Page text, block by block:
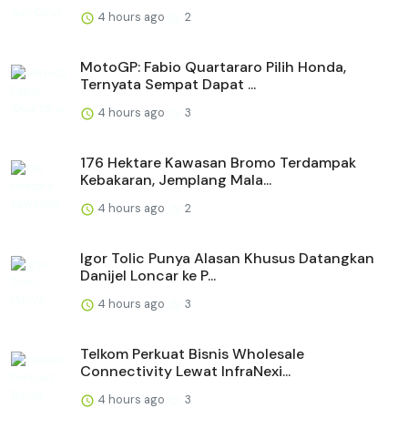
4 hours ago 2
MotoGP: Fabio Quartararo Pilih Honda,
Ternyata Sempat Dapat ...
4 hours ago 3
176 Hektare Kawasan Bromo Terdampak
Kebakaran, Jemplang Mala...
4 hours ago 2
Igor Tolic Punya Alasan Khusus Datangkan
Danijel Loncar ke P...
4 hours ago 3
Telkom Perkuat Bisnis Wholesale
Connectivity Lewat InfraNexi...
4 hours ago 3